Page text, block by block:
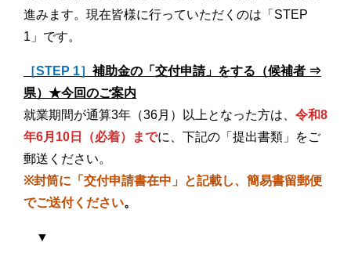
進みます。現在皆様に行っていただくのは「STEP
1」です。
［STEP 1］ 補助金の「交付申請」をする（候補者 ⇒
県）★今回のご案内
就業期間が通算3年（36月）以上となった方は、 令和8
年6月10日（必着）までに、下記の「提出書類」をご
郵送ください。
※封筒に「交付申請書在中」と記載し、簡易書留郵便
でご送付ください。
▼